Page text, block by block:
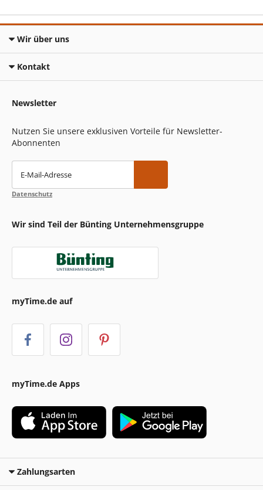
Wir über uns
Kontakt
Newsletter
Nutzen Sie unsere exklusiven Vorteile für Newsletter-
Abonnenten
E-Mail-Adresse
Datenschutz
Wir sind Teil der Bünting Unternehmensgruppe
myTime.de auf
myTime.de Apps
Zahlungsarten